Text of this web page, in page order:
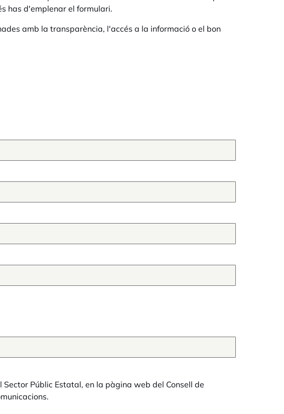
has d'emplenar el formulari.
amb la transparència, l'accés a la informació o el bon
Públic Estatal, en la pàgina web del Consell de